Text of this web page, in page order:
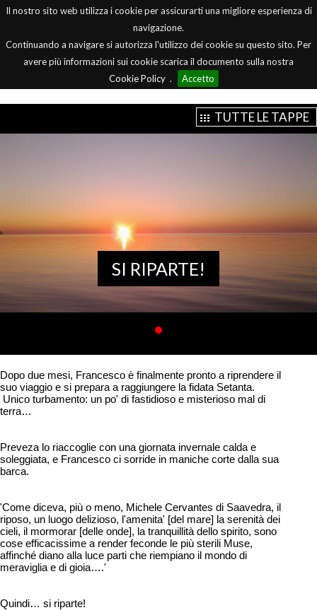
Il nostro sito web utilizza i cookie per assicurarti una migliore esperienza di
navigazione.
Continuando a navigare si autorizza l'utilizzo dei cookie su questo sito. Per
avere più informazioni sui cookie scarica il documento sulla nostra
Cookie Policy . Accetto
TUTTE LE TAPPE
SI RIPARTE!
Dopo due mesi, Francesco è finalmente pronto a riprendere il
suo viaggio e si prepara a raggiungere la fidata Setanta.
Unico turbamento: un po' di fastidioso e misterioso mal di
terra…
Preveza lo riaccoglie con una giornata invernale calda e
soleggiata, e Francesco ci sorride in maniche corte dalla sua
barca.
'Come diceva, più o meno, Michele Cervantes di Saavedra, il
riposo, un luogo delizioso, l'amenita' [del mare] la serenità dei
cieli, il mormorar [delle onde], la tranquillità dello spirito, sono
cose efficacissime a render feconde le più sterili Muse,
affinché diano alla luce parti che riempiano il mondo di
meraviglia e di gioia….'
Quindi… si riparte!